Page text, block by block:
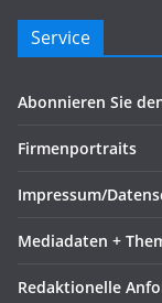
Service
Abonnieren Sie
Firmenportraits
Impressum/
Mediadaten +
Redaktionelle